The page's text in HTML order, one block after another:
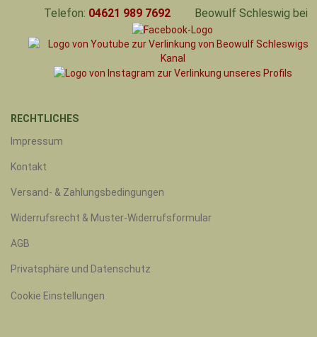
Telefon: 04621 989 7692 Beowulf Schleswig bei
RECHTLICHES
Impressum
Kontakt
Versand- & Zahlungsbedingungen
Widerrufsrecht & Muster-Widerrufsformular
AGB
Privatsphäre und Datenschutz
Cookie Einstellungen